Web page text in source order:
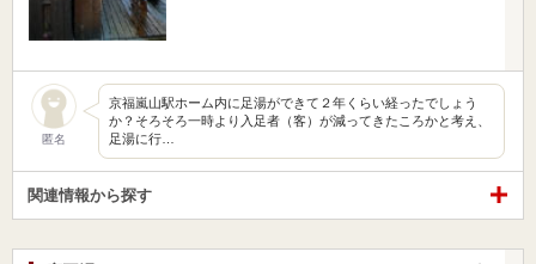
匿名
京福嵐山駅ホーム内に足湯ができて２年くらい経ったでしょう
か？そろそろ一時より入足者（客）が減ってきたころかと考え、
足湯に行…
関連情報から探す